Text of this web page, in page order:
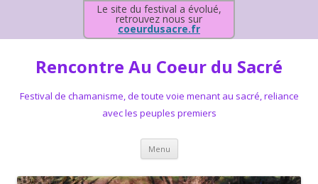
Le site du festival a évolué,
retrouvez nous sur
coeurdusacre.fr
Rencontre Au Coeur du Sacré
Festival de chamanisme, de toute voie menant au sacré, reliance
avec les peuples premiers
Menu Aller au contenu principal